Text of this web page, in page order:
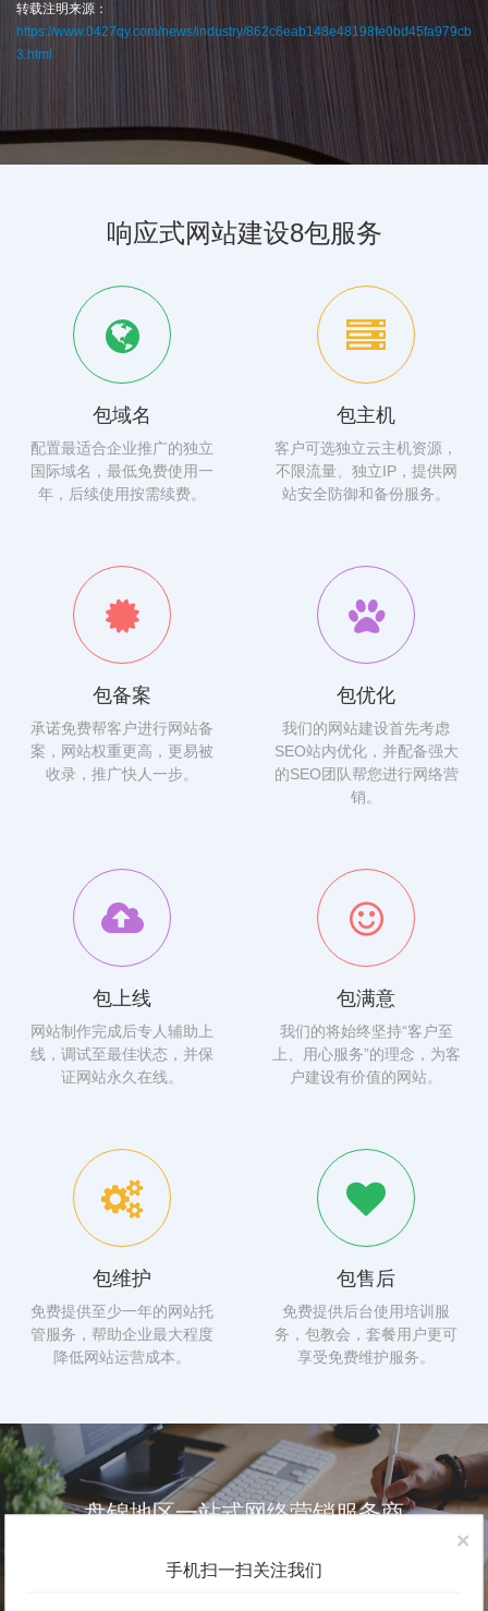
转载注明来源：
https://www.0427qy.com/news/industry/862c6eab148e48198fe0bd45fa979cb
3.html
响应式网站建设8包服务
包域名
配置最适合企业推广的独立
国际域名，最低免费使用一
年，后续使用按需续费。
包主机
客户可选独立云主机资源，
不限流量、独立IP，提供网
站安全防御和备份服务。
包备案
承诺免费帮客户进行网站备
案，网站权重更高，更易被
收录，推广快人一步。
包优化
我们的网站建设首先考虑
SEO站内优化，并配备强大
的SEO团队帮您进行网络营
销。
包上线
网站制作完成后专人辅助上
线，调试至最佳状态，并保
证网站永久在线。
包满意
我们的将始终坚持“客户至
上、用心服务”的理念，为客
户建设有价值的网站。
包维护
免费提供至少一年的网站托
管服务，帮助企业最大程度
降低网站运营成本。
包售后
免费提供后台使用培训服
务，包教会，套餐用户更可
享受免费维护服务。
盘锦地区一站式网络营销服务商
网站建设、网络推广、网站维护、城市站群
手机扫一扫关注我们
×